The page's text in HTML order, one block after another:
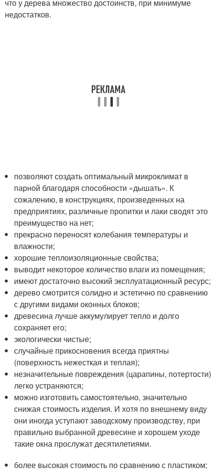
что у дерева множество достоинств, при минимуме
недостатков.
позволяют создать оптимальный микроклимат в
парной благодаря способности «дышать». К
сожалению, в конструкциях, произведенных на
предприятиях, различные пропитки и лаки сводят это
преимущество на нет;
прекрасно переносят колебания температуры и
влажности;
хорошие теплоизоляционные свойства;
выводит некоторое количество влаги из помещения;
имеют достаточно высокий эксплуатационный ресурс;
дерево смотрится солидно и эстетично по сравнению
с другими видами оконных блоков;
древесина лучше аккумулирует тепло и долго
сохраняет его;
экологически чистые;
случайные прикосновения всегда приятны
(поверхность нежесткая и теплая);
незначительные повреждения (царапины, потертости)
легко устраняются;
можно изготовить самостоятельно, значительно
снижая стоимость изделия. И хотя по внешнему виду
они иногда уступают заводскому производству, при
правильно выбранной древесине и хорошем уходе
такие окна прослужат десятилетиями.
более высокая стоимость по сравнению с пластиком;